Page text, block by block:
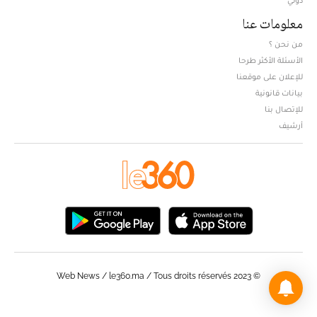
معلومات عنا
من نحن ؟
الأسئلة الأكثر طرحا
للإعلان على موقعنا
بيانات قانونية
للإتصال بنا
أرشيف
© Web News / le360.ma / Tous droits réservés 2023